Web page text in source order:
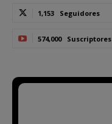
1,153 Seguidores
574,000 Suscriptores